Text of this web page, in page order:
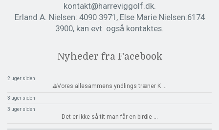
kontakt@harreviggolf.dk.
Erland A. Nielsen: 4090 3971, Else Marie Nielsen:6174
3900, kan evt. også kontaktes.
Nyheder fra Facebook
2 uger siden
⛳️Vores allesammens yndlings træner K ...
3 uger siden
3 uger siden
Det er ikke så tit man får en birdie ...